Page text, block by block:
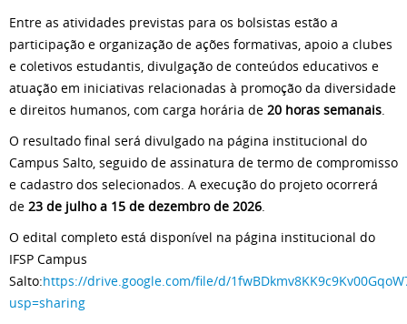
Entre as atividades previstas para os bolsistas estão a
participação e organização de ações formativas, apoio a clubes
e coletivos estudantis, divulgação de conteúdos educativos e
atuação em iniciativas relacionadas à promoção da diversidade
e direitos humanos, com carga horária de 20 horas semanais.
O resultado final será divulgado na página institucional do
Campus Salto, seguido de assinatura de termo de compromisso
e cadastro dos selecionados. A execução do projeto ocorrerá
de 23 de julho a 15 de dezembro de 2026.
O edital completo está disponível na página institucional do
IFSP Campus
Salto:https://drive.google.com/file/d/
usp=sharing